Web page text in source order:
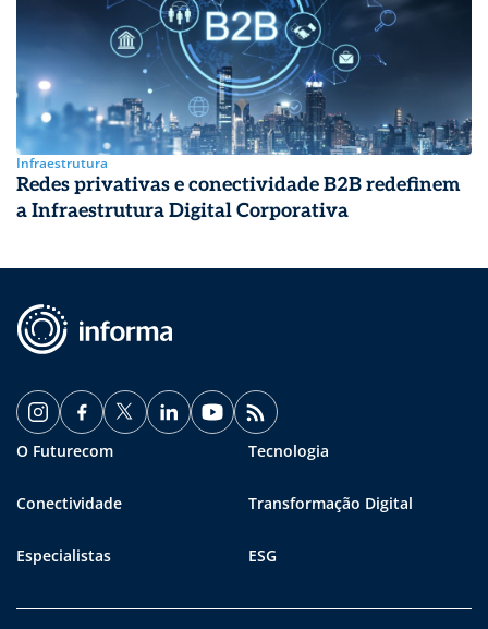
Infraestrutura
Redes privativas e conectividade B2B redefinem
a Infraestrutura Digital Corporativa
O Futurecom Tecnologia
Conectividade Transformação Digital
Especialistas ESG